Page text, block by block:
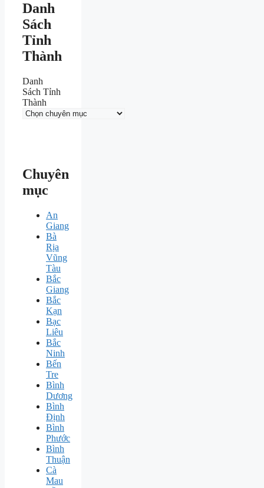
Danh
Sách
Tỉnh
Thành
Danh
Sách Tỉnh
Thành
Chuyên
mục
An
Giang
Bà
Rịa
Vũng
Tàu
Bắc
Giang
Bắc
Kạn
Bạc
Liêu
Bắc
Ninh
Bến
Tre
Bình
Dương
Bình
Định
Bình
Phước
Bình
Thuận
Cà
Mau